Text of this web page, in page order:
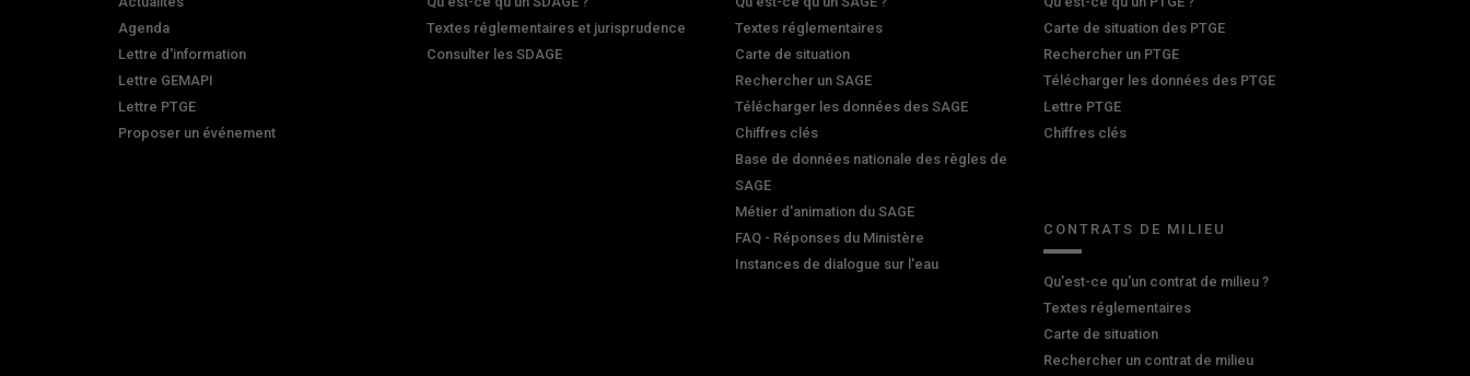
Agenda
Lettre d'information
Lettre GEMAPI
Lettre PTGE
Proposer un événement
Textes réglementaires et jurisprudence
Consulter les SDAGE
Textes réglementaires
Carte de situation
Rechercher un SAGE
Télécharger les données des SAGE
Chiffres clés
Base de données nationale des règles de
SAGE
Métier d'animation du SAGE
FAQ - Réponses du Ministère
Instances de dialogue sur l'eau
Carte de situation des PTGE
Rechercher un PTGE
Télécharger les données des PTGE
Lettre PTGE
Chiffres clés
CONTRATS DE MILIEU
Qu'est-ce qu'un contrat de milieu ?
Textes réglementaires
Carte de situation
Rechercher un contrat de milieu